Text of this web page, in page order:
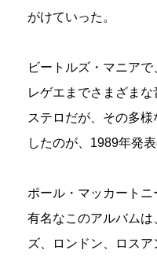
がけていった。
ビートルズ・マニアで
レゲエまでさまざま
ステロだが、その多
したのが、1989年発
ポール・マッカート
有名なこのアルバム
ズ、ロンドン、ロスア